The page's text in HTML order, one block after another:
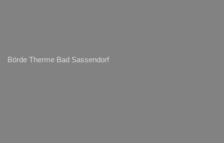
Börde Therme Bad Sassendorf